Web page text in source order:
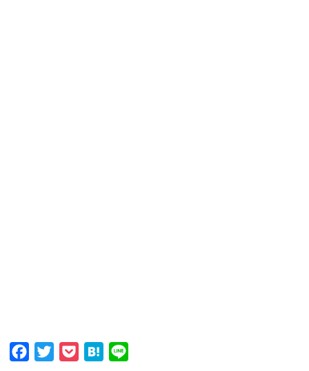
Facebook
Twitter PocketHatena